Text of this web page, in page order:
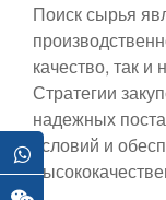
Поиск сырья
качество, так и
Стратегии
надежных
условий и